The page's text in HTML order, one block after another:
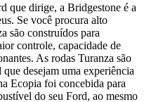
que dirige, a Bridgestone é a
Se você procura alto
são construídos para
controle, capacidade de
As rodas Turanza são
desejam uma experiência
Ecopia foi concebida para
do seu Ford, ao mesmo